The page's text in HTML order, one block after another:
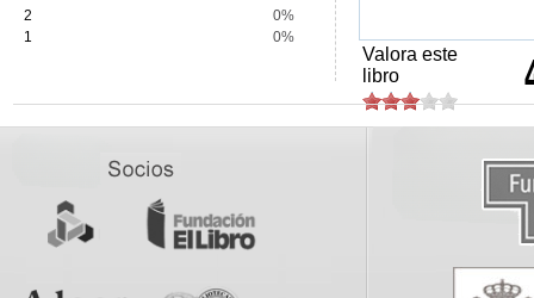
2
0%
1
0%
Valora este
libro